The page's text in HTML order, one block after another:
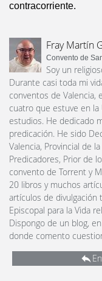
contracorriente.
Fray Martín
Convento de
Soy un
Durante casi toda mi
conventos de Valencia,
cuatro que estuve en la
estudios. He dedicado
predicación. He sido
Valencia, Provincial de
Predicadores, Prior de
convento de Torrent y
20 libros y muchos
artículos de divulgación
Episcopal para la Vida
Dispongo de un blog,
donde comento